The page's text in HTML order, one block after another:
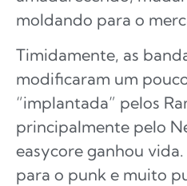
moldando para o
Timidamente, as
modificaram um
“implantada” pelos
principalmente pelo
easycore ganhou
para o punk e muito